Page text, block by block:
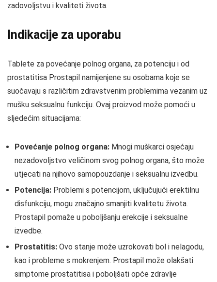
zadovoljstvu i kvaliteti života.
Indikacije za uporabu
Tablete za povećanje polnog organa, za potenciju i od
prostatitisa Prostapil namijenjene su osobama koje se
suočavaju s različitim zdravstvenim problemima vezanim uz
mušku seksualnu funkciju. Ovaj proizvod može pomoći u
sljedećim situacijama:
Povećanje polnog organa: Mnogi muškarci osjećaju
nezadovoljstvo veličinom svog polnog organa, što može
utjecati na njihovo samopouzdanje i seksualnu izvedbu.
Potencija: Problemi s potencijom, uključujući erektilnu
disfunkciju, mogu značajno smanjiti kvalitetu života.
Prostapil pomaže u poboljšanju erekcije i seksualne
izvedbe.
Prostatitis: Ovo stanje može uzrokovati bol i nelagodu,
kao i probleme s mokrenjem. Prostapil može olakšati
simptome prostatitisa i poboljšati opće zdravlje